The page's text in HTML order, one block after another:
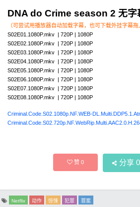
DNA do Crime season 2 无字
（可尝试用播放器自动加载字幕，也可下载外挂字幕拖
S02E01.1080P.mkv | 720P | 1080P
S02E02.1080P.mkv | 720P | 1080P
S02E03.1080P.mkv | 720P | 1080P
S02E04.1080P.mkv | 720P | 1080P
S02E05.1080P.mkv | 720P | 1080P
S02E06.1080P.mkv | 720P | 1080P
S02E07.1080P.mkv | 720P | 1080P
S02E08.1080P.mkv | 720P | 1080P
Criminal.Code.S02.1080p.NF.WEB-
赞0 分享 0
Netflix 动作 惊悚 犯罪 罪案